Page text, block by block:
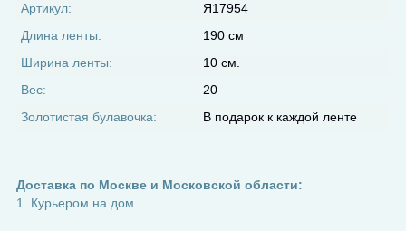
Артикул:
Я17954
Длина ленты:
190 см
Ширина ленты:
10 см.
Вес:
20
Золотистая булавочка:
В подарок к каждой ленте
Доставка по Москве и Московской области:
1. Курьером на дом.